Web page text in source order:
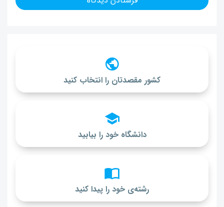
کشور مقصدتان را انتخاب کنید
دانشگاه خود را بیابید
رشته‌ی خود را پیدا کنید